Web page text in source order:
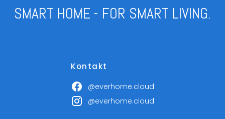
SMART HOME - FOR SMART LIVING.
Kontakt
@everhome.cloud
@everhome.cloud